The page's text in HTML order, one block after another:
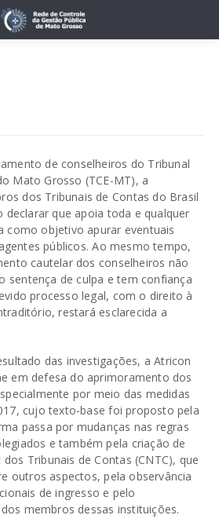
de conselheiros do Tribunal
Mato Grosso (TCE-MT), a
dos Tribunais de Contas do Brasil
declarar que apoia toda e qualquer
como objetivo apurar eventuais
públicos. Ao mesmo tempo,
cautelar dos conselheiros não
sentença de culpa e tem confiança
processo legal, com o direito à
restará esclarecida a
das investigações, a Atricon
em defesa do aprimoramento dos
por meio das medidas
cujo texto-base foi proposto pela
passa por mudanças nas regras
e também pela criação de
Tribunais de Contas (CNTC), que
outros aspectos, pela observância
de ingresso e pelo
membros dessas instituições.